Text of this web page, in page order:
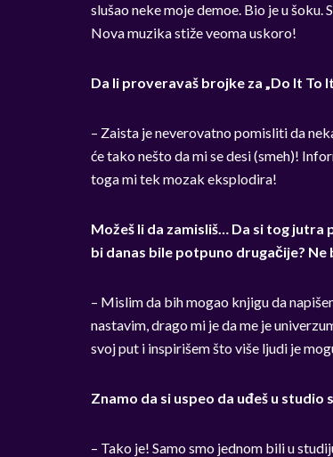
slušao neke moje demoe. Bio je u
Nova muzika stiže veoma uskoro!
Da li proveravaš brojke za „Do It
– Zaista je neverovatno pomisliti da
će tako nešto da mi se desi (smeh)!
toga mi tek mozak eksplodira!
Možeš li da zamisliš… Da si tog
bi danas bile potpuno drugačije? Ne
– Mislim da bih mogao knjigu da
nastavim, drago mi je da me je
svoj put i inspirišem što više ljudi je
Znamo da si uspeo da uđeš u studio
– Tako je! Samo smo jednom bili u